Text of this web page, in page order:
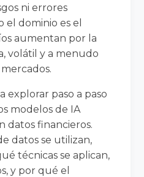
ni errores
el dominio es el
aumentan por la
volátil y a menudo
explorar paso a paso
modelos de IA
datos financieros.
datos se utilizan,
técnicas se aplican,
y por qué el